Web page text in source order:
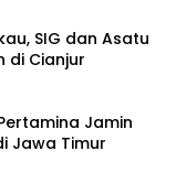
SIG dan Asatu
di Cianjur
Jamin
Jawa Timur